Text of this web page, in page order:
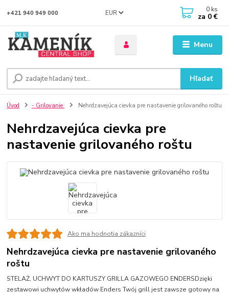
Menu
EUR
Hľadať
+421 940 949 000 0 ks
za 0 €
Úvod - Grilovanie Nehrdzavejúca cievka pre nastavenie grilovaného roštu
Nehrdzavejúca cievka pre
nastavenie grilovaného roštu
Ako ma hodnotia zákazníci
Nehrdzavejúca cievka pre nastavenie grilovaného
roštu
STELAŻ, UCHWYT DO KARTUSZY GRILLA GAZOWEGO ENDERSDzięki
zestawowi uchwytów wkładów Enders Twój grill jest zawsze gotowy na